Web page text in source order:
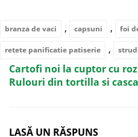
branza de vaci , capsuni , foi
retete panificatie patiserie ,
Cartofi noi la cuptor cu
Rulouri din tortilla si
LASĂ UN RĂSPUNS